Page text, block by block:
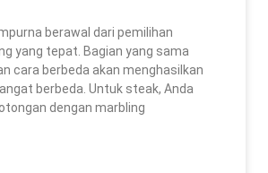
berawal dari pemilihan
yang tepat. Bagian yang sama
cara berbeda akan menghasilkan
berbeda. Untuk steak, Anda
dengan marbling